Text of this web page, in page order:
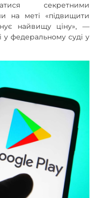
секретними
на меті «підвищити
найвищу ціну», —
у федеральному суді у